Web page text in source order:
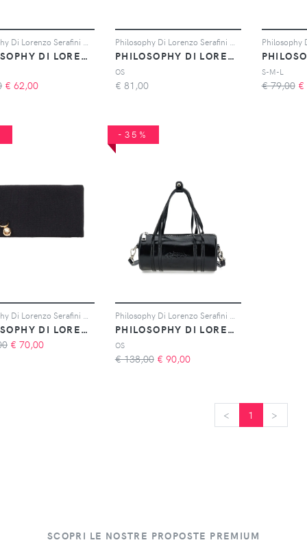
PHILOSOPHY DI LORENZO SERAFINI KIDS
€ 62,00
PHILOSOPHY DI LORENZO SERAFINI KIDS
OS
€ 81,00
S-M-L
€ 79,00 €
PHILOSOPHY DI LORENZO SERAFINI KIDS
€ 70,00
-35%
PHILOSOPHY DI LORENZO SERAFINI KIDS
OS
€ 138,00 € 90,00
< 1 >
SCOPRI LE NOSTRE PROPOSTE PREMIUM